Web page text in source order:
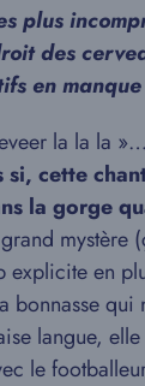
plus
des
en manque
la la la
si, cette
la gorge
mystère
explicite en
bonnasse qui
langue,
le